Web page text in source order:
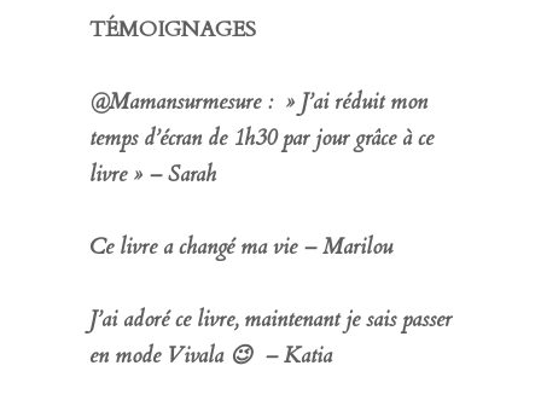
TÉMOIGNAGES
@Mamansurmesure : » J’ai réduit mon
temps d’écran de 1h30 par jour grâce à ce
livre » – Sarah
Ce livre a changé ma vie – Marilou
J’ai adoré ce livre, maintenant je sais passer
en mode Vivala 😉 – Katia